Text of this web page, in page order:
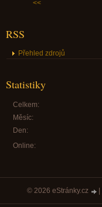
<<
RSS
Přehled zdrojů
Statistiky
Online:
Celkem:
Měsíc:
Den:
© 2026 eStránky.cz |